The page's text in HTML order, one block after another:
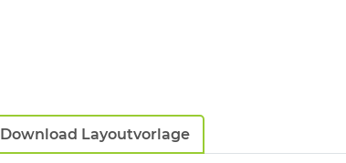
Download Layoutvorlage